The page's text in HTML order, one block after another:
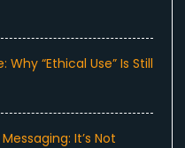
“Ethical Use” Is Still
It’s Not